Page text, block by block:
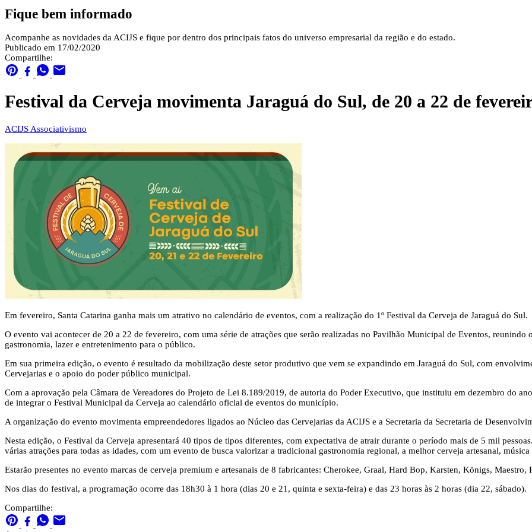
Fique bem informado
Acompanhe as novidades da ACIJS e fique por dentro dos principais fatos do universo empresarial da região e do estado.
Publicado em 17/02/2020
Compartilhe:
Festival da Cerveja movimenta Jaraguá do Sul, de 20 a 22 de
ACIJS Associativismo
Em fevereiro, Santa Catarina ganha mais um atrativo no calendário de eventos, com a realização do 1º Festival da Cerveja de Jaraguá do Sul.
O evento vai acontecer de 20 a 22 de fevereiro, com uma série de atrações que serão realizadas no Pavilhão Municipal de Eventos, reunindo
gastronomia, lazer e entretenimento para o público.
Em sua primeira edição, o evento é resultado da mobilização deste setor produtivo que vem se expandindo em Jaraguá do Sul, com
Cervejarias e o apoio do poder público municipal.
Com a aprovação pela Câmara de Vereadores do Projeto de Lei 8.189/2019, de autoria do Poder Executivo, que instituiu em dezembro do
de integrar o Festival Municipal da Cerveja ao calendário oficial de eventos do município.
A organização do evento movimenta empreendedores ligados ao Núcleo das Cervejarias da ACIJS e a Secretaria da Secretaria de
Nesta edição, o Festival da Cerveja apresentará 40 tipos de tipos diferentes, com expectativa de atrair durante o período mais de 5 mil
várias atrações para todas as idades, com um evento de busca valorizar a tradicional gastronomia regional, a melhor cerveja artesanal, música
Estarão presentes no evento marcas de cerveja premium e artesanais de 8 fabricantes: Cherokee, Graal, Hard Bop, Karsten, Königs, Maestro,
Nos dias do festival, a programação ocorre das 18h30 à 1 hora (dias 20 e 21, quinta e sexta-feira) e das 23 horas às 2 horas (dia 22, sábado).
Compartilhe: